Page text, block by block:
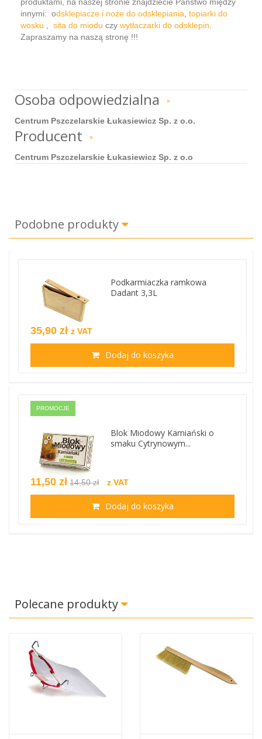
innymi: odsklepiacze i noże do odsklepiania topiarki do
wosku
sita do miodu czy wytłaczarki do odsklepin
Zapraszamy na naszą stronę !!!
Osoba odpowiedzialna »
Centrum Pszczelarskie Łukasiewicz Sp. z o.o.
Producent »
Centrum Pszczelarskie Łukasiewicz Sp. z o.o
Podobne produkty
Podkarmiaczka ramkowa
Dadant 3,3L
35,90 zł z VAT
Dodaj do koszyka
PROMOCJE
Blok Miodowy Kamiański o
smaku Cytrynowym...
11,50 zł 14,50 zł z VAT
Dodaj do koszyka
Polecane produkty